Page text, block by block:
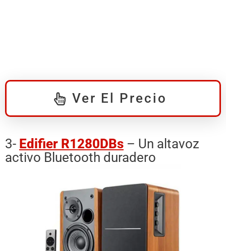
Ver El Precio
3- Edifier R1280DBs – Un altavoz
activo Bluetooth duradero